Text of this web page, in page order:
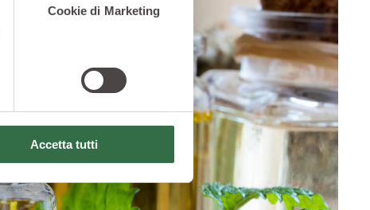
Cookie di Marketing
Accetta tutti